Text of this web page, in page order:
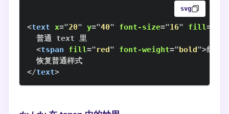
svg
<text x="20" y="40" font-size="16" fill=
<tspan fill="red" font-weight="bold">红色
</text>